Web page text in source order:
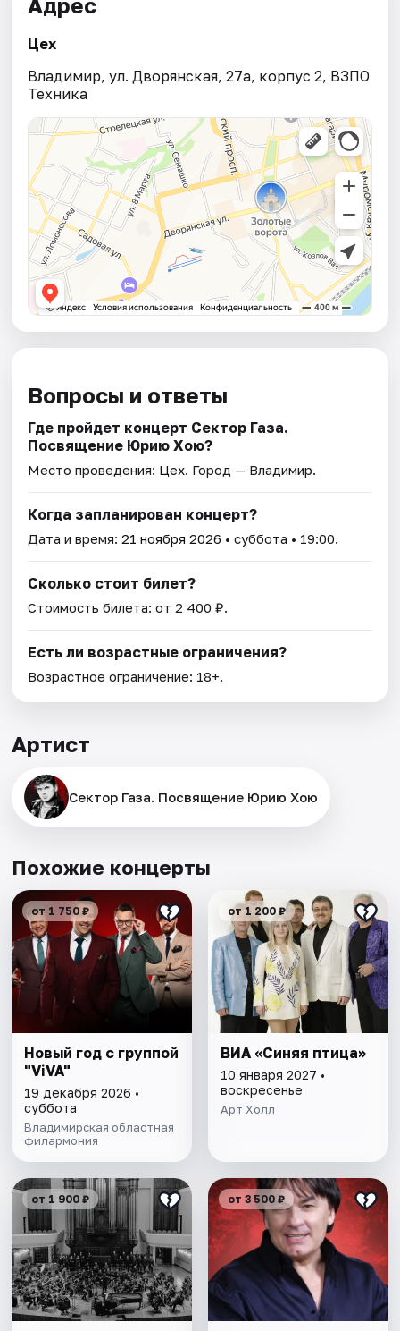
Цех
Владимир, ул. Дворянская, 27а, корпус 2, ВЗПО
Техника
Вопросы и ответы
Где пройдет концерт Сектор Газа.
Посвящение Юрию Хою?
Место проведения: Цех. Город — Владимир.
Когда запланирован концерт?
Дата и время:21 ноября 2026 • суббота • 19:00.
Сколько стоит билет?
Стоимость билета: от 2 400 ₽.
Есть ли возрастные ограничения?
Возрастное ограничение: 18+.
Артист
Сектор Газа. Посвящение Юрию Хою
Похожие концерты
от 1 750 ₽
Новый год с группой
"ViVA"
19 декабря 2026 •
суббота
Владимирская областная
филармония
от 1 200 ₽
ВИА «Синяя птица»
10 января 2027 •
воскресенье
Арт Холл
от 1 900 ₽ от 3 500 ₽